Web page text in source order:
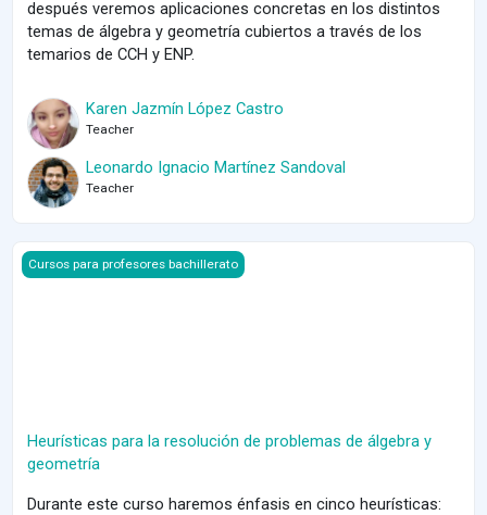
después veremos aplicaciones concretas en los distintos
temas de álgebra y geometría cubiertos a través de los
temarios de CCH y ENP.
Karen Jazmín López Castro
Teacher
Leonardo Ignacio Martínez Sandoval
Teacher
Course image Heurísticas para la resolución de problemas de
Cursos para profesores bachillerato
Heurísticas para la resolución de problemas de álgebra y
geometría
Durante este curso haremos énfasis en cinco heurísticas: